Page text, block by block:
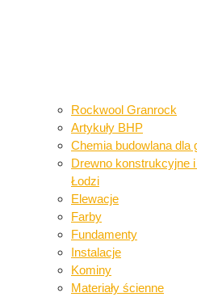
Rockwool Granrock
Artykuły BHP​​
Chemia budowlana dla
Drewno konstrukcyjne
Łodzi
Elewacje
Farby
Fundamenty
Instalacje​
Kominy
Materiały ścienne​